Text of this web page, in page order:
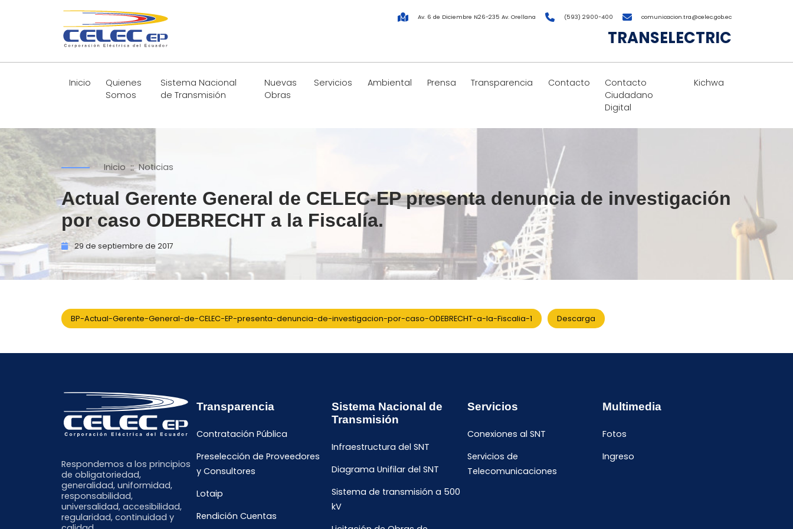
Av. 6 de Diciembre N26-235 Av. Orellana (593) 2900-400 comunicacion.tra@celec.gob.ec
TRANSELECTRIC
Inicio
Quienes
Somos
Sistema Nacional
de Transmisión
Nuevas
Obras
Servicios Ambiental Prensa Transparencia Contacto
Contacto
Ciudadano
Digital
Kichwa
Inicio :: Noticias
Actual Gerente General de CELEC-EP presenta denuncia de investigación
por caso ODEBRECHT a la Fiscalía.
29 de septiembre de 2017
BP-Actual-Gerente-General-de-CELEC-EP-presenta-denuncia-de-investigacion-por-caso-ODEBRECHT-a-la-Fiscalia-1 Descarga
Respondemos a los principios
de obligatoriedad,
generalidad, uniformidad,
responsabilidad,
universalidad, accesibilidad,
regularidad, continuidad y
Transparencia
Contratación Pública
Preselección de Proveedores
y Consultores
Lotaip
Rendición Cuentas
Sistema Nacional de
Transmisión
Infraestructura del SNT
Diagrama Unifilar del SNT
Sistema de transmisión a 500
kV
Servicios
Conexiones al SNT
Servicios de
Telecomunicaciones
Multimedia
Fotos
Ingreso